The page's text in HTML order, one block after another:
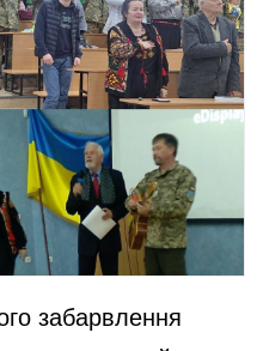
забарвлення